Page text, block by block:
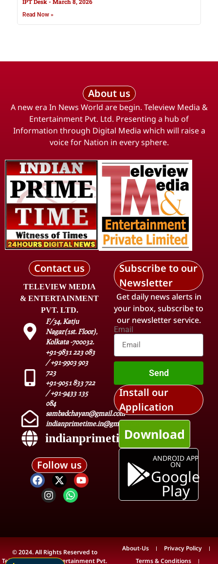
Read Now »
About us
A new era In News World are begin. Teleview Media &
Entertainment Pvt. Ltd. Presenting a hub of
Information through Digital Media which will raise a
voice for Nation in every sphere.
Contact us
TELEVIEW MEDIA
& ENTERTAINMENT
PVT. LTD.
F/34, Katju
Nagar(1st. Floor),
Kolkata -700032.
+91-9831 223 083
/ +91-9903 903
723
+91-9051 833 722
/ +91-9433 135
084
sambadchayan@gmail.com
indianprimetime.in@gmail.com
indianprimetime.in
Follow us
Subscribe to our
Newsletter
Get daily news alerts in
your inbox, subscribe to
our newsletter service.
Email
Send
Install our
Application
Download
ANDROID APP
ON
Google
Play
© 2024. All Rights Reserved to
Teleview Media & Entertainment Pvt.
About-Us
Privacy Policy
Terms & Conditions